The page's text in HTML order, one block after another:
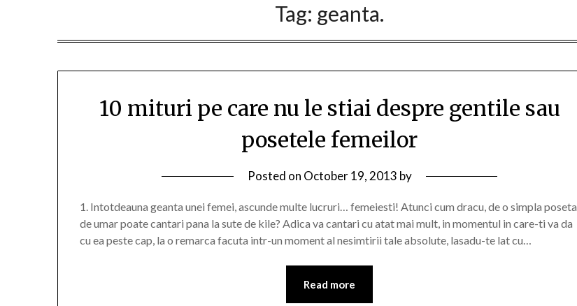
Tag: geanta.
10 mituri pe care nu le stiai despre gentile sau
posetele femeilor
Posted on October 19, 2013 by
1. Intotdeauna geanta unei femei, ascunde multe lucruri… femeiesti! Atunci cum dracu, de o simpla poseta
de umar poate cantari pana la sute de kile? Adica va cantari cu atat mai mult, in momentul in care-ti va da
cu ea peste cap, la o remarca facuta intr-un moment al nesimtirii tale absolute, lasadu-te lat cu…
Read more